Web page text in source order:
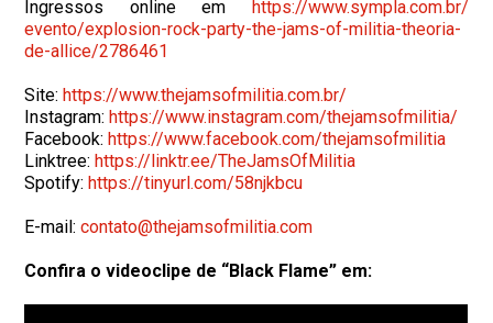
Ingressos online em https://www.sympla.com.br/
evento/explosion-rock-party-the-jams-of-militia-theoria-
de-allice/2786461
Site:https://www.thejamsofmilitia.com.br/
Instagram:https://www.instagram.com/thejamsofmilitia/
Facebook:https://www.facebook.com/thejamsofmilitia
Linktree:https://linktr.ee/TheJamsOfMilitia
Spotify:https://tinyurl.com/58njkbcu
E-mail:contato@thejamsofmilitia.com
Confira o videoclipe de “Black Flame” em: